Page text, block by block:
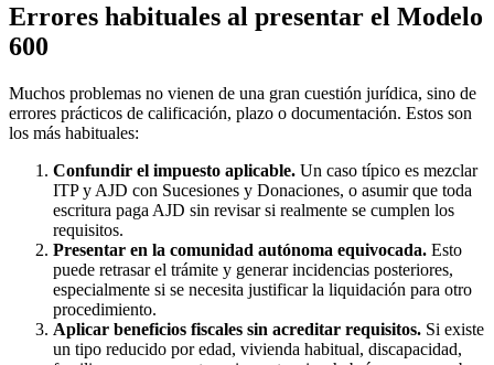
Errores habituales al presentar el Modelo
600
Muchos problemas no vienen de una gran cuestión jurídica, sino de
errores prácticos de calificación, plazo o documentación. Estos son
los más habituales:
Confundir el impuesto aplicable. Un caso típico es mezclar
ITP y AJD con Sucesiones y Donaciones, o asumir que toda
escritura paga AJD sin revisar si realmente se cumplen los
requisitos.
Presentar en la comunidad autónoma equivocada. Esto
puede retrasar el trámite y generar incidencias posteriores,
especialmente si se necesita justificar la liquidación para otro
procedimiento.
Aplicar beneficios fiscales sin acreditar requisitos. Si existe
un tipo reducido por edad, vivienda habitual, discapacidad,